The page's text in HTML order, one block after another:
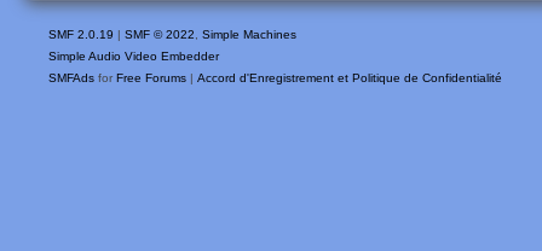
SMF 2.0.19 | SMF © 2022
Simple Machines
Simple Audio Video Embedder
SMFAds for Free Forums | Accord d'Enregistrement et Politique de Confidentialité